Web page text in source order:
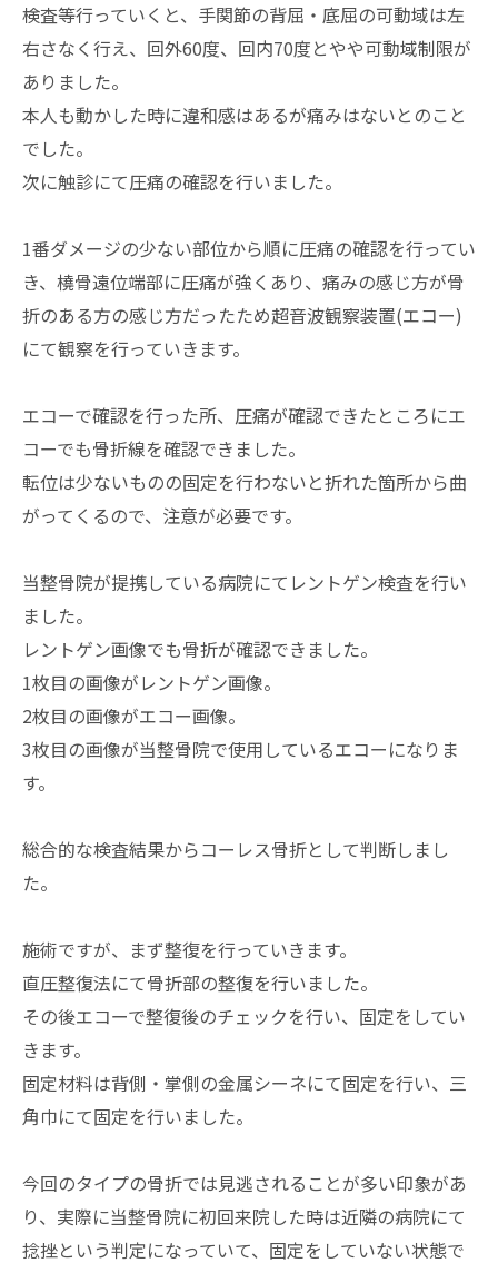
検査等行っていくと、手関節の背屈・底屈の可動域は左
右さなく行え、回外60度、回内70度とやや可動域制限が
ありました。
本人も動かした時に違和感はあるが痛みはないとのこと
でした。
次に触診にて圧痛の確認を行いました。
1番ダメージの少ない部位から順に圧痛の確認を行ってい
き、橈骨遠位端部に圧痛が強くあり、痛みの感じ方が骨
折のある方の感じ方だったため超音波観察装置(エコー)
にて観察を行っていきます。
エコーで確認を行った所、圧痛が確認できたところにエ
コーでも骨折線を確認できました。
転位は少ないものの固定を行わないと折れた箇所から曲
がってくるので、注意が必要です。
当整骨院が提携している病院にてレントゲン検査を行い
ました。
レントゲン画像でも骨折が確認できました。
1枚目の画像がレントゲン画像。
2枚目の画像がエコー画像。
3枚目の画像が当整骨院で使用しているエコーになりま
す。
総合的な検査結果からコーレス骨折として判断しまし
た。
施術ですが、まず整復を行っていきます。
直圧整復法にて骨折部の整復を行いました。
その後エコーで整復後のチェックを行い、固定をしてい
きます。
固定材料は背側・掌側の金属シーネにて固定を行い、三
角巾にて固定を行いました。
今回のタイプの骨折では見逃されることが多い印象があ
り、実際に当整骨院に初回来院した時は近隣の病院にて
捻挫という判定になっていて、固定をしていない状態で